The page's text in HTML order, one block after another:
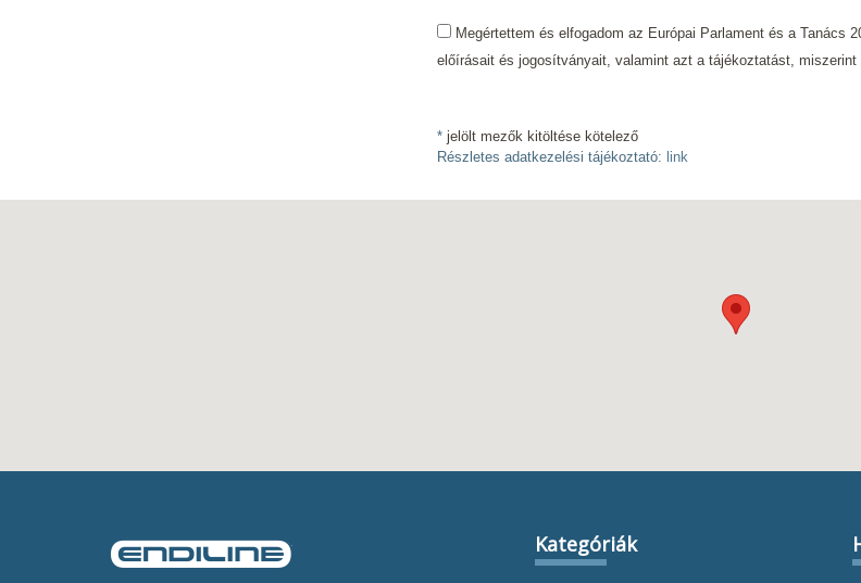
Megértettem és elfogadom az Európai Parlament és a Tanács
előírásait és jogosítványait, valamint azt a tájékoztatást,
* jelölt mezők kitöltése kötelező
Részletes adatkezelési tájékoztató: link
Kategóriák